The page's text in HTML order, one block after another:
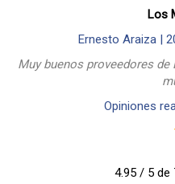
Los
Ernesto Araiza |
Muy buenos proveedores
Opiniones
4.95 / 5 de